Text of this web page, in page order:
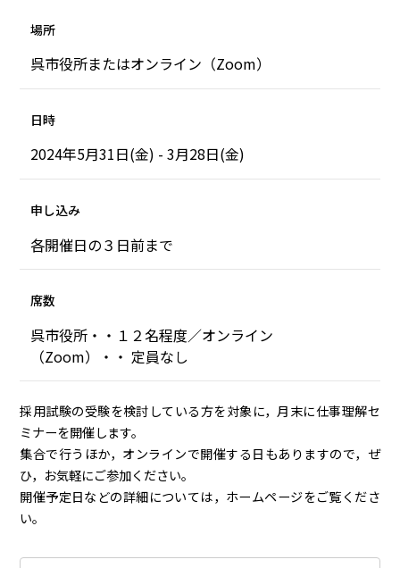
場所
呉市役所またはオンライン（Zoom）
日時
2024年5月31日(金) - 3月28日(金)
申し込み
各開催日の３日前まで
席数
呉市役所・・１２名程度／オンライン
（Zoom）・・ 定員なし
採用試験の受験を検討している方を対象に，月末に仕事理解セ
ミナーを開催します。
集合で行うほか，オンラインで開催する日もありますので，ぜ
ひ，お気軽にご参加ください。
開催予定日などの詳細については，ホームページをご覧くださ
い。